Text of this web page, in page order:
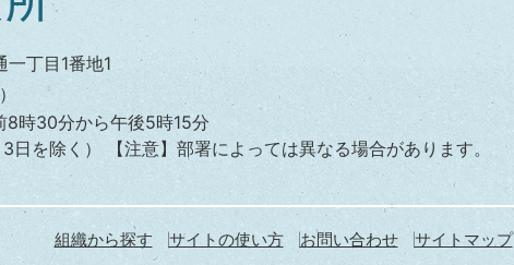
丁目1番地1
8時30分から午後5時15分
日を除く）
【注意】部署によっては異なる場合があります。
組織から探す サイトの使い方 お問い合わせ サイトマップ